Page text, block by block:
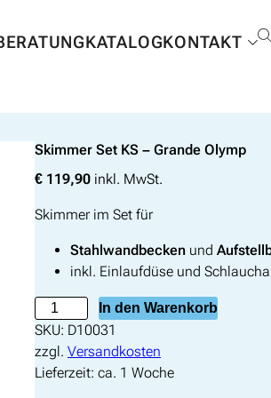
KATALOGKONTAKT
Skimmer Set KS – Grande Olymp
€ 119,90 inkl. MwSt.
Skimmer im Set für
Stahlwandbecken und
inkl. Einlaufdüse und
k
i
m
In den Warenkorb
SKU: D10031
zzgl. Versandkosten
Lieferzeit: ca. 1 Woche